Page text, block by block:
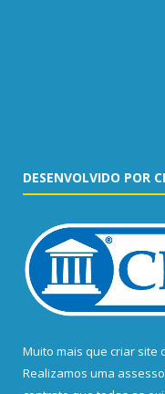
DESENVOLVIDO POR
Muito mais que criar site
Realizamos uma